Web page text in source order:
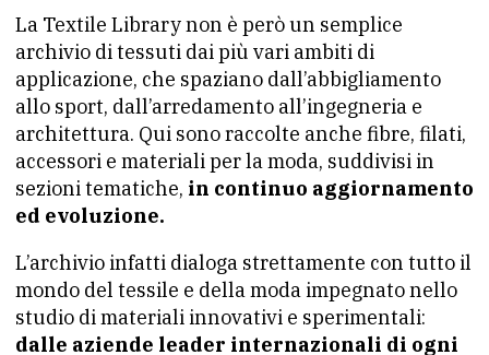
La Textile Library non è però un semplice
archivio di tessuti dai più vari ambiti di
applicazione, che spaziano dall’abbigliamento
allo sport, dall’arredamento all’ingegneria e
architettura. Qui sono raccolte anche fibre, filati,
accessori e materiali per la moda, suddivisi in
sezioni tematiche, in continuo aggiornamento
ed evoluzione.
L’archivio infatti dialoga strettamente con tutto il
mondo del tessile e della moda impegnato nello
studio di materiali innovativi e sperimentali:
dalle aziende leader internazionali di ogni